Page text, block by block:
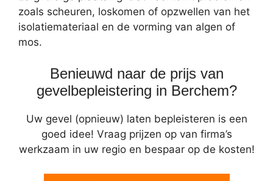
zoals scheuren, loskomen of opzwellen van het
isolatiemateriaal en de vorming van algen of
mos.
Benieuwd naar de prijs van
gevelbepleistering in Berchem?
Uw gevel (opnieuw) laten bepleisteren is een
goed idee! Vraag prijzen op van firma’s
werkzaam in uw regio en bespaar op de kosten!